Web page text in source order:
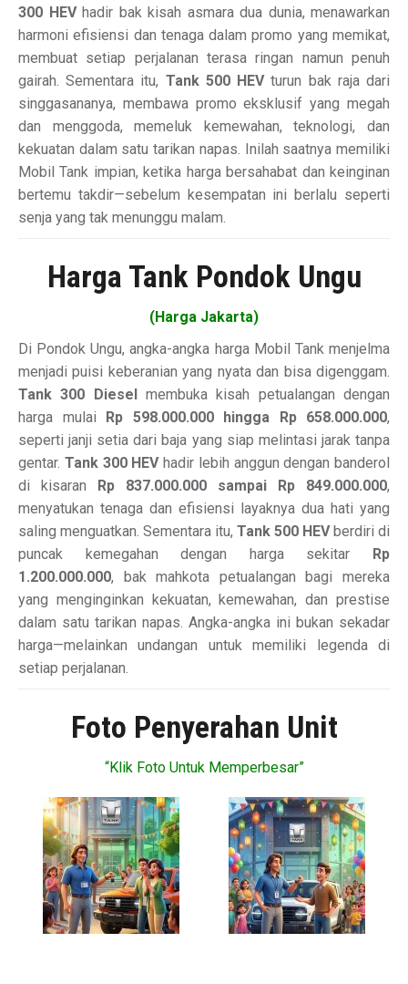
300 HEVhadir bak kisah asmara dua dunia, menawarkan
harmoni efisiensi dan tenaga dalam promo yang memikat,
membuat setiap perjalanan terasa ringan namun penuh
gairah. Sementara itu, Tank 500 HEVturun bak raja dari
singgasananya, membawa promo eksklusif yang megah
dan menggoda, memeluk kemewahan, teknologi, dan
kekuatan dalam satu tarikan napas. Inilah saatnya memiliki
Mobil Tank impian, ketika harga bersahabat dan keinginan
bertemu takdir—sebelum kesempatan ini berlalu seperti
senja yang tak menunggu malam.
Harga Tank Pondok Ungu
(Harga Jakarta)
Di Pondok Ungu, angka-angka harga Mobil Tank menjelma
menjadi puisi keberanian yang nyata dan bisa digenggam.
Tank 300 Diesel
membuka kisah petualangan dengan
harga mulai
Rp 598.000.000 hingga Rp 658.000.000,
seperti janji setia dari baja yang siap melintasi jarak tanpa
gentar. Tank 300 HEVhadir lebih anggun dengan banderol
di kisaran
Rp 837.000.000 sampai Rp 849.000.000,
menyatukan tenaga dan efisiensi layaknya dua hati yang
saling menguatkan. Sementara itu, Tank 500 HEVberdiri di
puncak kemegahan dengan harga sekitar
Rp
1.200.000.000, bak mahkota petualangan bagi mereka
yang menginginkan kekuatan, kemewahan, dan prestise
dalam satu tarikan napas. Angka-angka ini bukan sekadar
harga—melainkan undangan untuk memiliki legenda di
setiap perjalanan.
Foto Penyerahan Unit
“Klik Foto Untuk Memperbesar”